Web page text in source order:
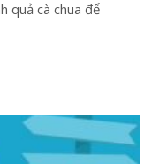
quả cà chua để